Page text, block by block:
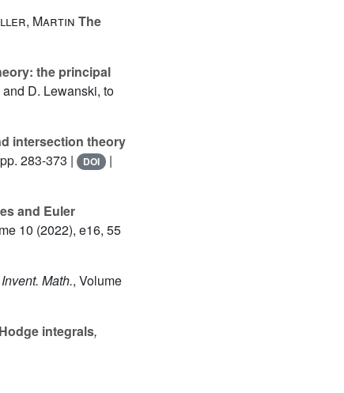
Martin The
the principal
D. Lewanski, to
intersection theory
283-373 | DOI |
and Euler
10 (2022), e16, 55
Math., Volume
integrals,